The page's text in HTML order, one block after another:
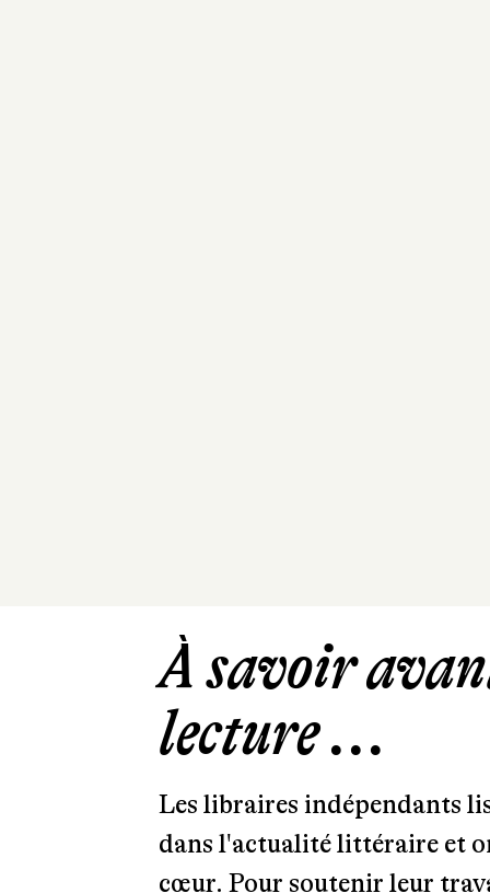
À savoir
lecture ...
Les libraires indépendants
dans l'actualité littéraire et
cœur. Pour soutenir leur